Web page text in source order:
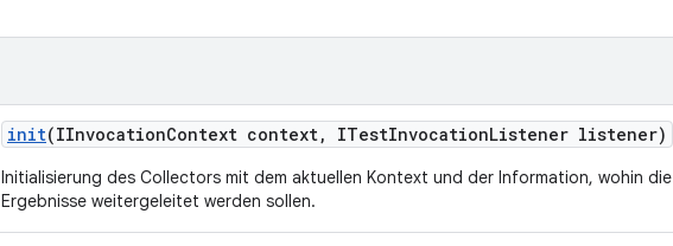
init(IInvocationContext context, ITestInvocationListener listener)
Initialisierung des Collectors mit dem aktuellen Kontext und der Information, wohin die
Ergebnisse weitergeleitet werden sollen.